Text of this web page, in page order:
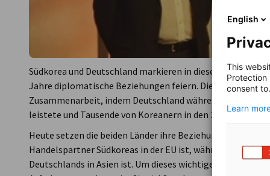
Südkorea und Deutschland markieren in diesem Jahr
Jahre diplomatische Beziehungen feiern. Die beiden
Zusammenarbeit, indem Deutschland während des
leistete und Tausende von Koreanern in den 1960er
Heute setzen die beiden Länder ihre Beziehung fort und
Handelspartner Südkoreas in der EU ist, während
Deutschlands in Asien ist. Um dieses wichtige Ereignis zu
English
This
Protection
consent to.
Learn